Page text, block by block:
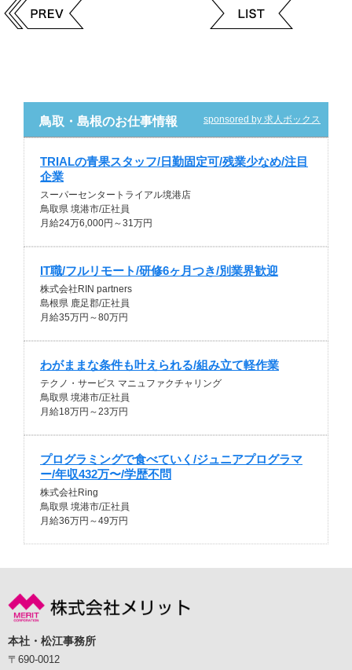
鳥取・島根のお仕事情報 sponsored by 求人ボックス
TRIALの青果スタッフ/日勤固定可/残業少なめ/注目
企業
スーパーセンタートライアル境港店
鳥取県 境港市/正社員
月給24万6,000円～31万円
IT職/フルリモート/研修6ヶ月つき/別業界歓迎
株式会社RIN partners
島根県 鹿足郡/正社員
月給35万円～80万円
わがままな条件も叶えられる/組み立て軽作業
テクノ・サービス マニュファクチャリング
鳥取県 境港市/正社員
月給18万円～23万円
プログラミングで食べていく/ジュニアプログラマ
ー/年収432万〜/学歴不問
株式会社Ring
鳥取県 境港市/正社員
月給36万円～49万円
本社・松江事務所
〒690-0012